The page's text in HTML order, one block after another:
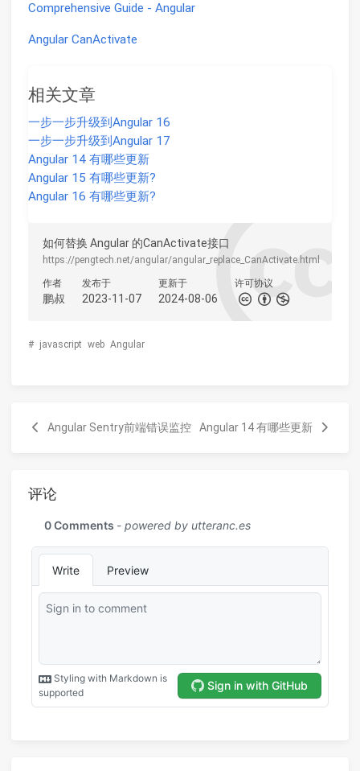
Comprehensive Guide - Angular
Angular CanActivate
相关文章
一步一步升级到Angular 16
一步一步升级到Angular 17
Angular 14 有哪些更新
Angular 15 有哪些更新?
Angular 16 有哪些更新?
如何替换 Angular 的CanActivate接口
https://pengtech.net/angular/angular_replace_CanActivate.html
作者
鹏叔
发布于
2023-11-07
更新于
2024-08-06
许可协议
# javascript web Angular
Angular Sentry前端错误监控 Angular 14 有哪些更新
评论